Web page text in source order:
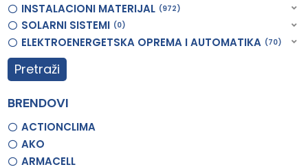
INSTALACIONI MATERIJAL 972
SOLARNI SISTEMI 0
ELEKTROENERGETSKA OPREMA I AUTOMATIKA 70
Pretraži
BRENDOVI
ACTIONCLIMA
AKO
ARMACELL